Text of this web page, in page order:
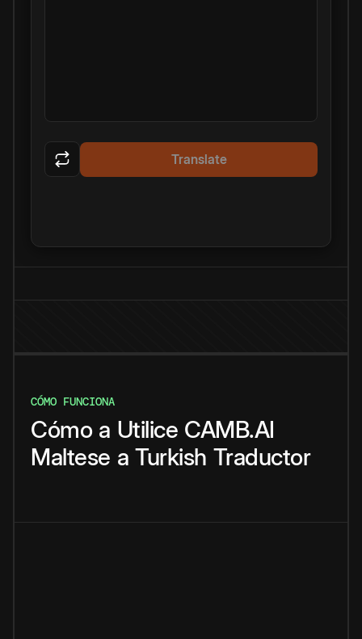
Translate
CÓMO FUNCIONA
Cómo a Utilice CAMB.AI
Maltese a Turkish Traductor